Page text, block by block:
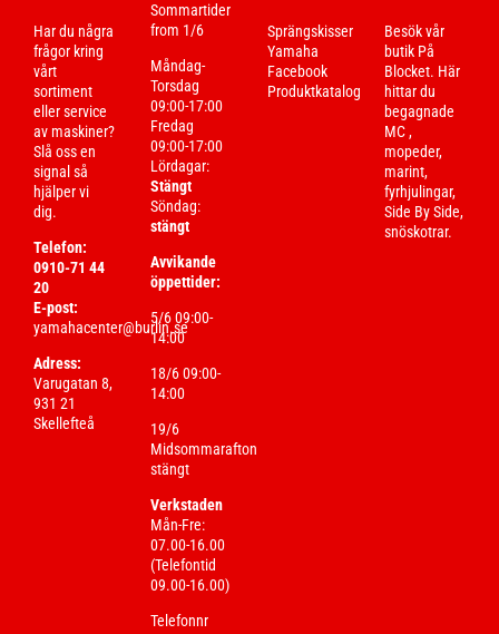
Har du några
frågor kring
vårt
sortiment
eller service
av maskiner?
Slå oss en
signal så
hjälper vi
dig.
Telefon:
0910-71 44
20
E-post:
yamahacenter@burlin.se
Adress:
Varugatan 8,
931 21
Skellefteå
Sommartider
from 1/6
Måndag-
Torsdag
09:00-17:00
Fredag
09:00-17:00
Lördagar:
Stängt
Söndag:
stängt
Avvikande
öppettider:
5/6 09:00-
14:00
18/6 09:00-
14:00
19/6
Midsommarafton
stängt
Verkstaden
Mån-Fre:
07.00-16.00
(Telefontid
09.00-16.00)
Telefonnr
Sprängskisser
Yamaha
Facebook
Produktkatalog
Besök vår
butik På
Blocket. Här
hittar du
begagnade
MC ,
mopeder,
marint,
fyrhjulingar,
Side By Side,
snöskotrar.